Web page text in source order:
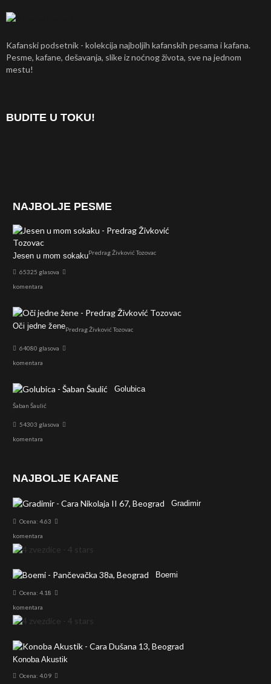
Kafanski podsetnik - kolekcija najboljih kafanskih pesama i kafana.
Pesme, kafane, dešavanja, slike iz noćnog života, sve na jednom
mestu!
BUDITE U TOKU!
NAJBOLJE PESME
Jesen u mom sokakuPredrag Živković Tozovac
65325 glasova
komentara
Oči jedne ženePredrag Živković Tozovac
64080 glasova
komentara
Golubica
Šaban Šaulić
54303 glasova
komentara
NAJBOLJE KAFANE
Gradimir
Ocena: 4.63
komentara
Boemi
Ocena: 4.18
komentara
Konoba Akustik
Ocena: 4.09